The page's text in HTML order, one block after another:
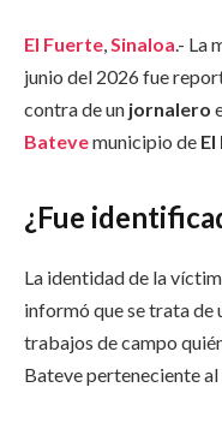
El Fuerte Sinaloa .- La
junio del 2026 fue
contra de un jornalero
Batevemunicipio de
¿Fue
La identidad de la
informó que se trata de
trabajos de campo
Bateve perteneciente